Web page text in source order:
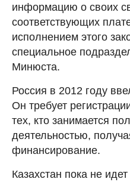
информацию о своих
соответствующих
исполнением этого
специальное
Минюста.
Россия в 2012 году
Он требует
тех, кто занимается
деятельностью,
финансирование.
Казахстан пока не